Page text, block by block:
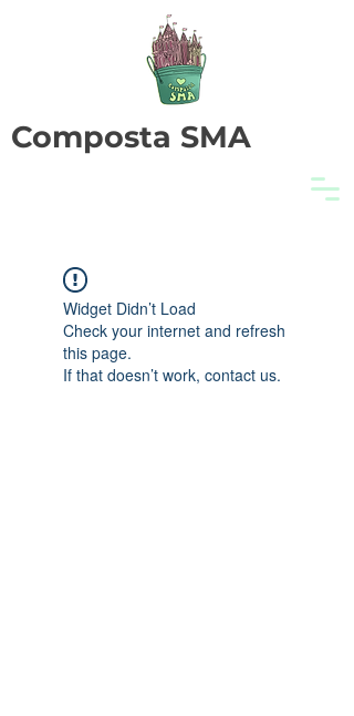
Composta SMA
Widget Didn’t Load
Check your internet and refresh
this page.
If that doesn’t work, contact us.